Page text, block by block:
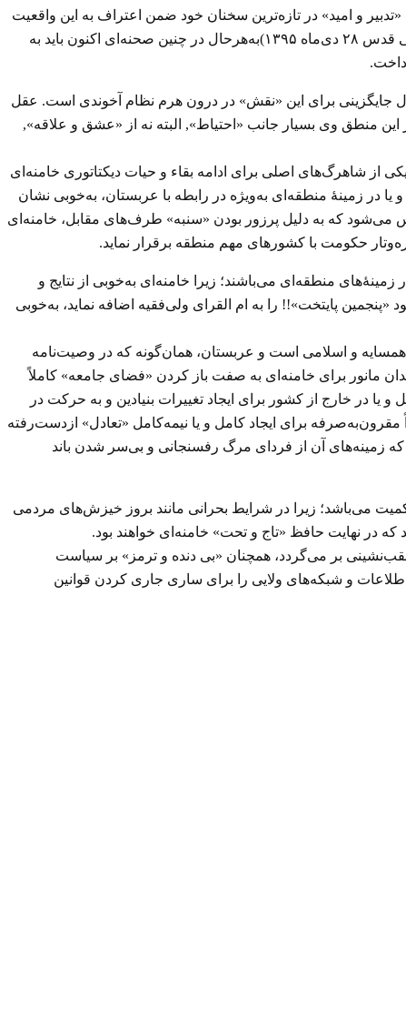
و امید» در تازه‌ترین سخنان خود ضمن اعتراف به این واقعیت
ازجمله گفت: «هاشمی یک شخصیت بزرگ در نظام ما بودند. جای خالی ایشان به نظر من هیچ‌وقت پر نمی‌شود». (خبرگزاری نیروی تروریستی قدس ۲۸ دی‌ماه ۱۳۹۵)به‌هرحال در چنین صحنه‌ای اکنون باید به
جایگزینی برای این «نقش» در درون هرم نظام آخوندی است. عقل
منطق وی بسیار جانب «احتیاط», البته نه از «عشق و علاقه»,
از شاهرگ‌های اصلی برای ادامه بقاء و حیات دیکتاتوری خامنه‌ای
در زمینهٔ منطقه‌ای به‌ویژه در رابطه با عربستان، به‌خوبی نشان
می‌شود که به دلیل پرزور بودن «سنبه» طرف‌های مقابل، خامنه‌ای
حکومت با کشورهای مهم منطقه برقرار نماید.
منطقه‌ای می‌باشند؛ زیرا خامنه‌ای به‌خوبی از نتایج و
پایتخت»!! را به ام القرای ولی‌فقیه اضافه نماید، به‌خوبی
و اسلامی است و عربستان، همان‌گونه که در وصیت‌نامه
مانور برای خامنه‌ای به صفت باز کردن «فضای جامعه» کاملاً
خارج از کشور برای ایجاد تغییرات بنیادین و به حرکت در
برای ایجاد کامل و یا نیمه‌کامل «تعادل» ازدست‌رفته
زمینه‌های آن از فردای مرگ رفسنجانی و بی‌سر شدن باند
می‌باشد؛ زیرا در شرایط بحرانی مانند بروز خیزش‌های مردمی
عقب‌نشینی بر می‌گردد، همچنان «بی دنده و ترمز» بر سیاست
و شبکه‌های ولایی را برای ساری جاری کردن قوانین